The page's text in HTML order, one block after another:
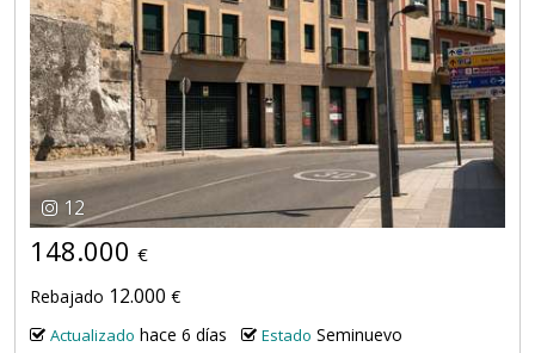
12
148.000 €
Rebajado 12.000 €
Actualizado hace 6 días Estado Seminuevo